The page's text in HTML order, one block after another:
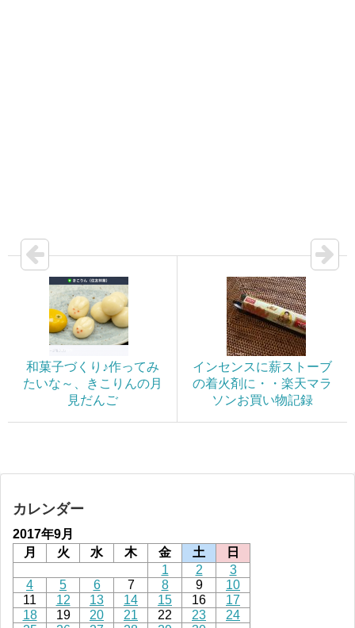
和菓子づくり♪作ってみ
たいな～、きこりんの月
見だんご
インセンスに薪ストーブ
の着火剤に・・楽天マラ
ソンお買い物記録
カレンダー
2017年9月
月
火 水 木 金 土 日
1 2
3
4
5 6 7 8 9
10
11
12 13 14 15 16
17
18
19 20 21 22 23
24